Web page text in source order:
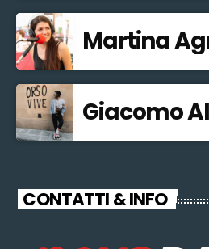
Martina
Giacomo
CONTATTI & INFO